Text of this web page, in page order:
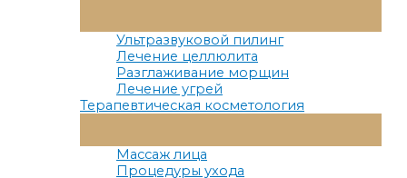
Меню
Ультразвуковой пилинг
Лечение целлюлита
Разглаживание морщин
Лечение угрей
Терапевтическая косметология
Меню
Массаж лица
Процедуры ухода